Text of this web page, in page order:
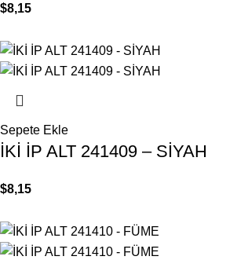
$8,15
Sepete Ekle
İKİ İP ALT 241409 – SİYAH
$8,15